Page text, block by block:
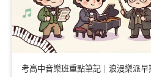
考高中音樂班重點筆記｜浪漫樂派早